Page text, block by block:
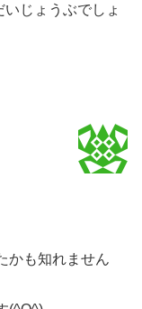
じょうぶでしょ
かも知れません